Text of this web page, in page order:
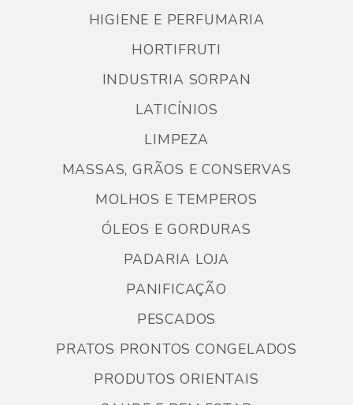
HIGIENE E PERFUMARIA
HORTIFRUTI
INDUSTRIA SORPAN
LATICÍNIOS
LIMPEZA
MASSAS, GRÃOS E CONSERVAS
MOLHOS E TEMPEROS
ÓLEOS E GORDURAS
PADARIA LOJA
PANIFICAÇÃO
PESCADOS
PRATOS PRONTOS CONGELADOS
PRODUTOS ORIENTAIS